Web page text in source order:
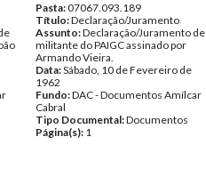
Pasta:07067.093.189
Título:Declaração/Juramento
Assunto:Declaração/Juramento de
militante do PAIGC assinado por
Armando Vieira.
Data:Sábado, 10 de Fevereiro de
1962
Fundo:DAC - Documentos Amílcar
Cabral
Tipo Documental:Documentos
Página(s): 1